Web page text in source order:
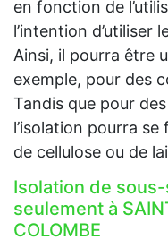
en fonction de
l’intention d’utiliser
Ainsi, il pourra être
exemple, pour des
Tandis que pour
l’isolation pourra
de cellulose ou de
Isolation de
seulement à
COLOMBE